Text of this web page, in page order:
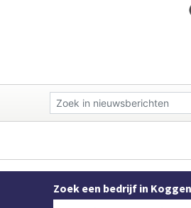
Zoek een bedrijf in